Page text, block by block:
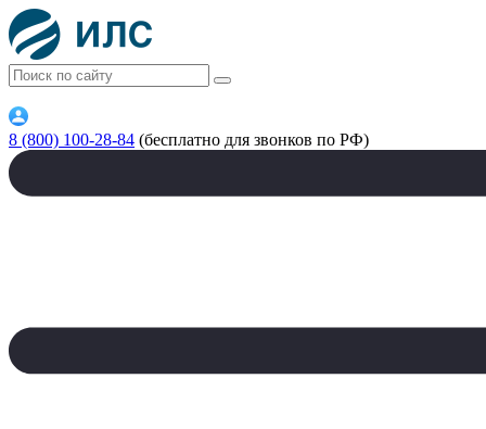
8 (800) 100-28-84 (бесплатно для звонков по РФ)